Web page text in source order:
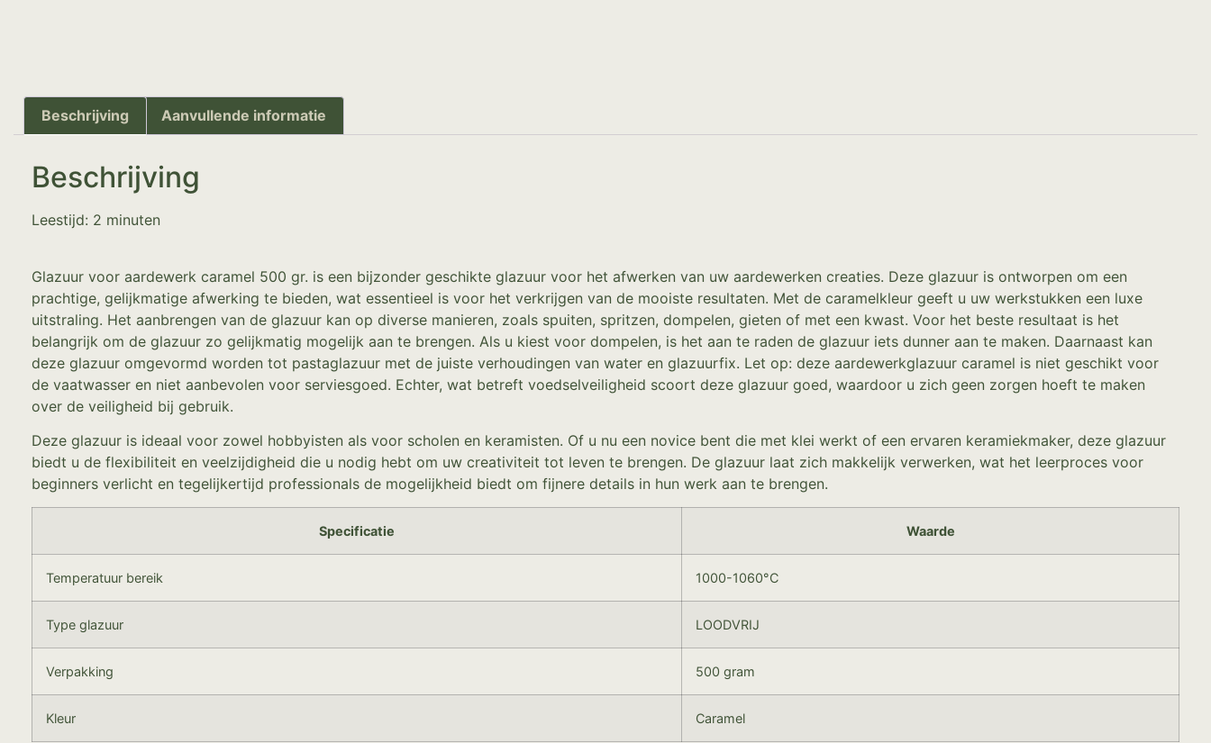
Beschrijving Aanvullende informatie
Beschrijving
Leestijd: 2 minuten
Glazuur voor aardewerk caramel 500 gr. is een bijzonder geschikte glazuur voor het afwerken van uw aardewerken creaties. Deze glazuur is ontworpen om een
prachtige, gelijkmatige afwerking te bieden, wat essentieel is voor het verkrijgen van de mooiste resultaten. Met de caramelkleur geeft u uw werkstukken een luxe
uitstraling. Het aanbrengen van de glazuur kan op diverse manieren, zoals spuiten, spritzen, dompelen, gieten of met een kwast. Voor het beste resultaat is het
belangrijk om de glazuur zo gelijkmatig mogelijk aan te brengen. Als u kiest voor dompelen, is het aan te raden de glazuur iets dunner aan te maken. Daarnaast kan
deze glazuur omgevormd worden tot pastaglazuur met de juiste verhoudingen van water en glazuurfix. Let op: deze aardewerkglazuur caramel is niet geschikt voor
de vaatwasser en niet aanbevolen voor serviesgoed. Echter, wat betreft voedselveiligheid scoort deze glazuur goed, waardoor u zich geen zorgen hoeft te maken
over de veiligheid bij gebruik.
Deze glazuur is ideaal voor zowel hobbyisten als voor scholen en keramisten. Of u nu een novice bent die met klei werkt of een ervaren keramiekmaker, deze glazuur
biedt u de flexibiliteit en veelzijdigheid die u nodig hebt om uw creativiteit tot leven te brengen. De glazuur laat zich makkelijk verwerken, wat het leerproces voor
beginners verlicht en tegelijkertijd professionals de mogelijkheid biedt om fijnere details in hun werk aan te brengen.
Specificatie Waarde
Temperatuur bereik 1000-1060°C
Type glazuur LOODVRIJ
Verpakking 500 gram
Kleur Caramel